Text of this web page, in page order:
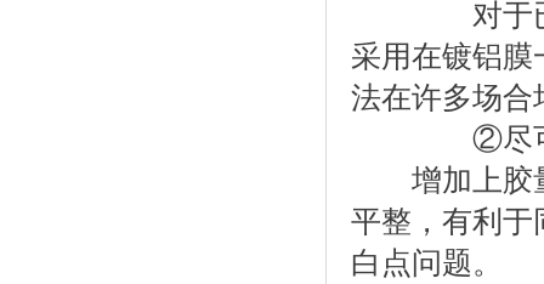
对于已经
采用在镀铝膜
法在许多场合
②尽可能
增加上胶量
平整，有利于
白点问题。